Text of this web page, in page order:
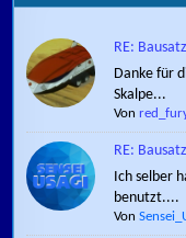
RE:
Danke für
Skalpe...
Von
RE:
Ich selber
benutzt....
Von